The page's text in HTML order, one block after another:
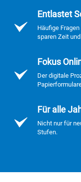
Entlastet
Häufige
sparen Zeit
Fokus
Der digitale
Für alle
Nicht nur für
Stufen.